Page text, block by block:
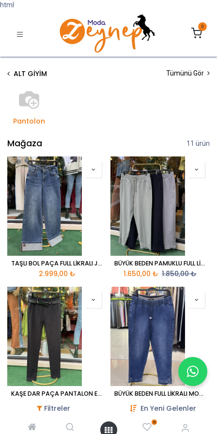
html
Filtreler En Yeni Gelenler
0
0
ALT GİYİM Tümünü Gör
Pantolon
Mağaza 11 ürün
TAŞLI BOL PAÇA FULL LİKRALI JEANS
2.999,00 ₺
BÜYÜK BEDEN PAMUKLU FULL LİKRALI MOM JEANS
1.650,00 ₺ 1.850,00₺
KAŞE DAR PAÇA PANTALON ESNEK KORSELİ
1.550,00
BÜYÜK BEDEN FULL LİKRALI MOM JEANS
1.750,00₺